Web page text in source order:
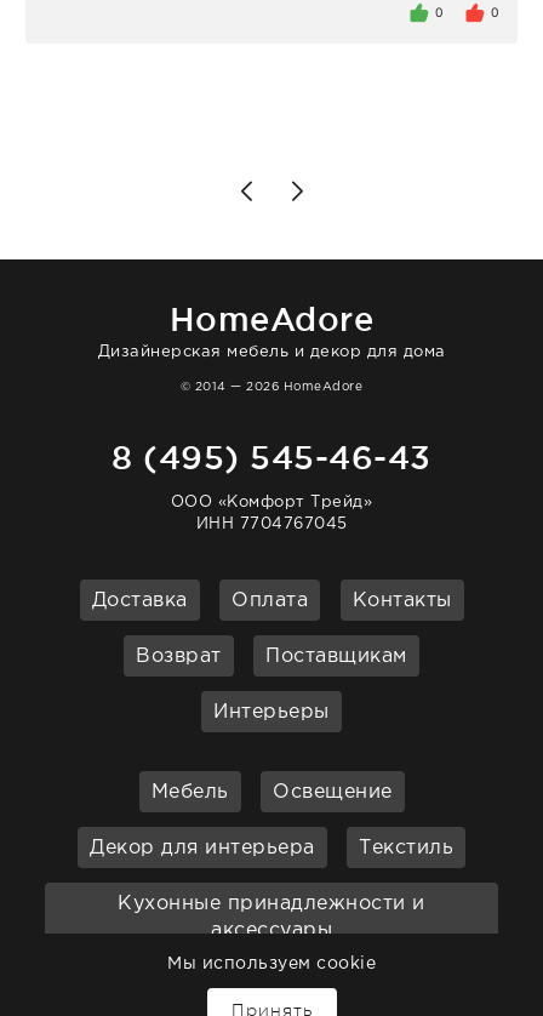
то качество выше всяких похвал. Выглядит
0 0
HomeAdore
Дизайнерская мебель и декор для дома
© 2014 — 2026 HomeAdore
8 (495) 545-46-43
ООО «Комфорт Трейд»
ИНН 7704767045
Доставка Оплата Контакты
Возврат Поставщикам
Интерьеры
Мебель Освещение
Декор для интерьера Текстиль
Кухонные принадлежности и
аксессуары
Ванная Садовая мебель
Мы используем cookie
Принять